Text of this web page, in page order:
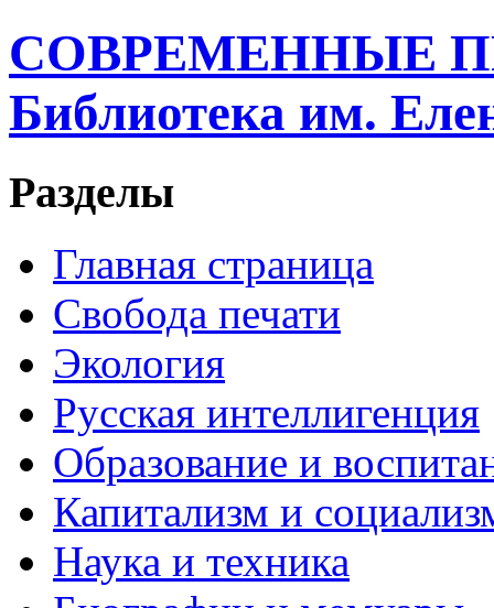
СОВРЕМЕННЫЕ
Библиотека им.
Разделы
Главная страница
Свобода печати
Экология
Русская интеллигенция
Образование и
Капитализм и
Наука и техника